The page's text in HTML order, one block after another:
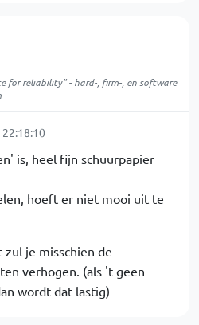
for reliability" - hard-, firm-, en software
is, heel fijn schuurpapier
hoeft er niet mooi uit te
je misschien de
verhogen. (als 't geen
wordt dat lastig)